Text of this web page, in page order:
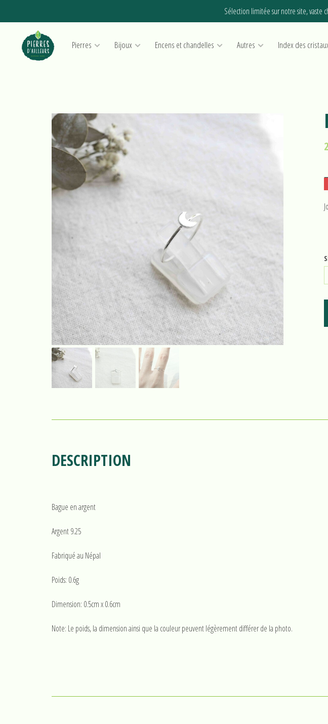
Sélection limitée sur notre site, vaste
Pierres Bijoux Encens et chandelles Autres Index des
DESCRIPTION
Bague en argent
Argent 9.25
Fabriqué au Népal
Poids: 0.6g
Dimension: 0.5cm x 0.6cm
Note: Le poids, la dimension ainsi que la couleur peuvent légèrement différer de la photo.